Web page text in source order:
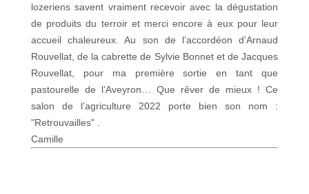
lozeriens savent vraiment recevoir avec la dégustation
de produits du terroir et merci encore à eux pour leur
accueil chaleureux. Au son de l’accordéon d’Arnaud
Rouvellat, de la cabrette de Sylvie Bonnet et de Jacques
Rouvellat, pour ma première sortie en tant que
pastourelle de l’Aveyron… Que rêver de mieux ! Ce
salon de l’agriculture 2022 porte bien son nom :
"Retrouvailles" .
Camille